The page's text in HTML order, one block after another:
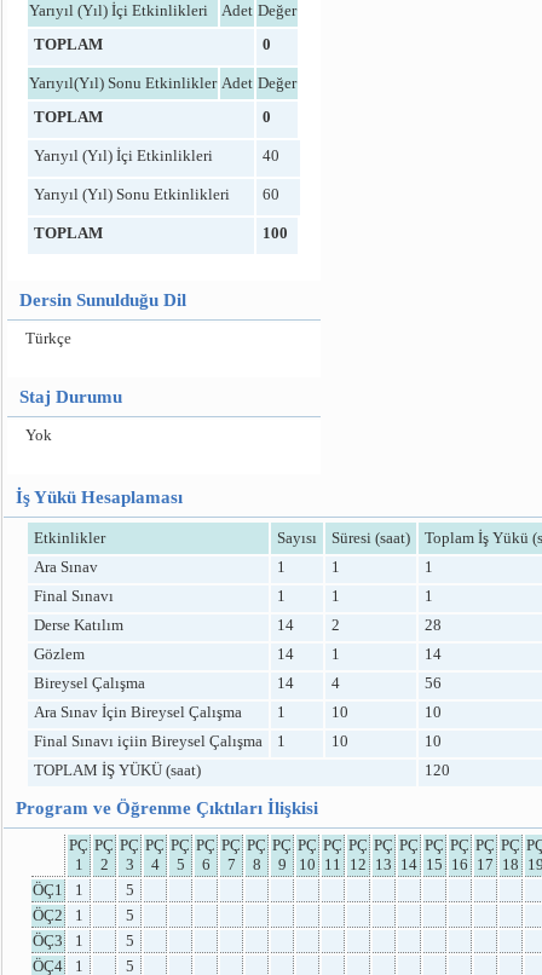
Yarıyıl (Yıl) İçi Etkinlikleri Adet Değer
TOPLAM
0
Yarıyıl(Yıl) Sonu Etkinlikler Adet Değer
TOPLAM
0
Yarıyıl (Yıl) İçi Etkinlikleri 40
Yarıyıl (Yıl) Sonu Etkinlikleri 60
TOPLAM 100
Dersin Sunulduğu Dil
Türkçe
Staj Durumu
Yok
İş Yükü Hesaplaması
Etkinlikler Sayısı Süresi (saat)
Toplam İş Yükü
Ara Sınav
1 1
1
Final Sınavı
1 1
1
Derse Katılım
14 2
28
Gözlem
14 1
14
Bireysel Çalışma
14 4
56
Ara Sınav İçin Bireysel Çalışma
1 10
10
Final Sınavı içiin Bireysel Çalışma
1 10
10
TOPLAM İŞ YÜKÜ (saat)
120
Program ve Öğrenme Çıktıları İlişkisi
PÇ
1
PÇ
2
PÇ
3
PÇ
4
PÇ
5
PÇ
6
PÇ
7
PÇ
8
PÇ
9
PÇ
10
PÇ
11
PÇ
12
PÇ
13
PÇ
14
PÇ
15
PÇ
16
PÇ
17
PÇ
18
ÖÇ1
1
5
ÖÇ2
1
5
ÖÇ3
1
5
ÖÇ4
1 5